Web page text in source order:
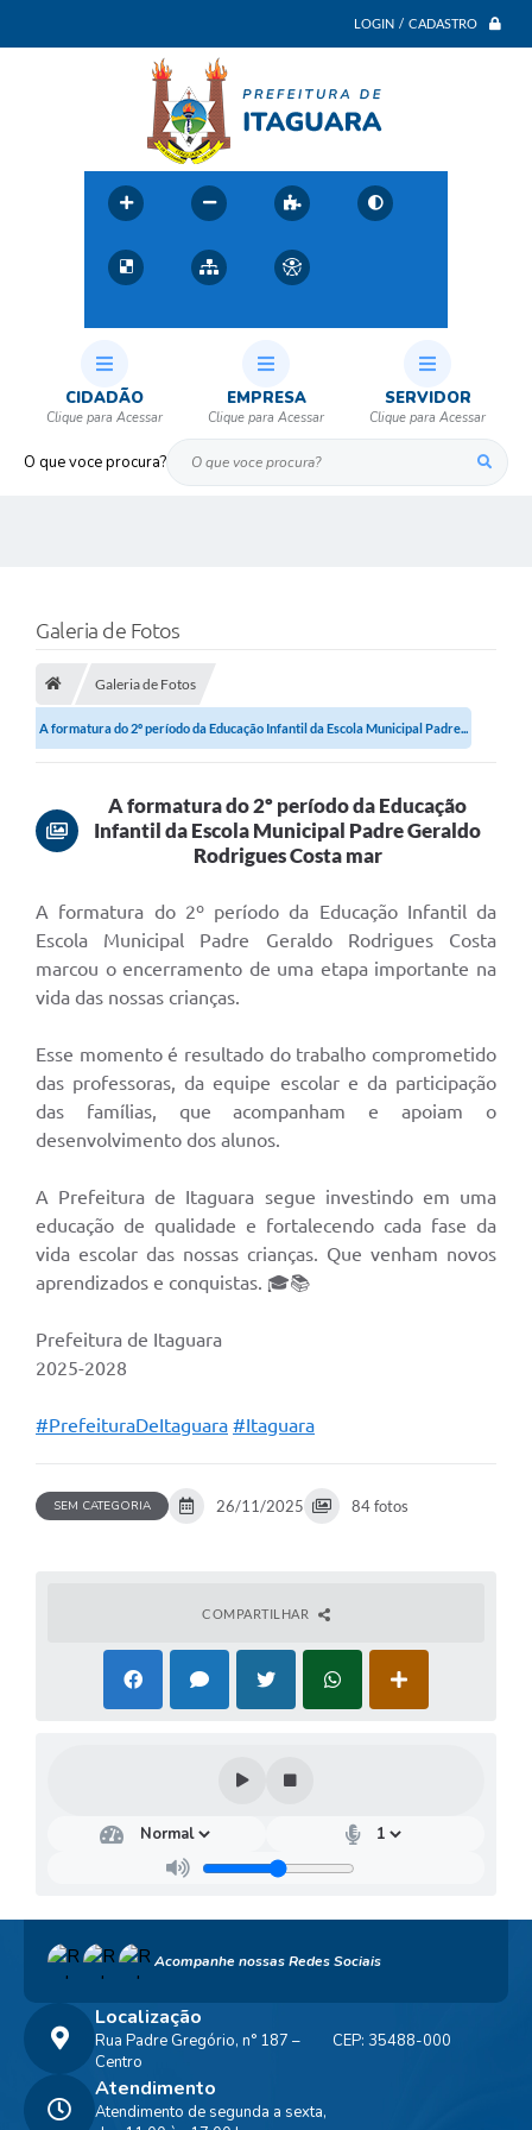
LOGIN / CADASTRO
O que voce procura?
CIDADÃO EMPRESA SERVIDOR
Galeria de Fotos
Galeria de Fotos
A formatura do 2º período da Educação Infantil da Escola Municipal Padre...
A formatura do 2º período da Educação
Infantil da Escola Municipal Padre Geraldo
Rodrigues Costa mar
A formatura do 2º período da Educação Infantil da
Escola Municipal Padre Geraldo Rodrigues Costa
marcou o encerramento de uma etapa importante na
vida das nossas crianças.
Esse momento é resultado do trabalho comprometido
das professoras, da equipe escolar e da participação
das famílias, que acompanham e apoiam o
desenvolvimento dos alunos.
A Prefeitura de Itaguara segue investindo em uma
educação de qualidade e fortalecendo cada fase da
vida escolar das nossas crianças. Que venham novos
aprendizados e conquistas. 🎓📚
Prefeitura de Itaguara
2025-2028
#PrefeituraDeItaguara #Itaguara
SEM CATEGORIA 26/11/2025 84 fotos
COMPARTILHAR
Acompanhe nossas Redes Sociais
Localização
Rua Padre Gregório, n° 187 –
Centro
CEP: 35488-000
Atendimento
Atendimento de segunda a sexta,